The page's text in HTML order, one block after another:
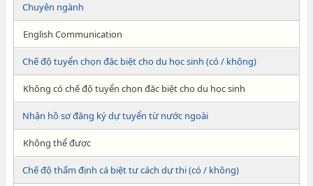
Chuyên ngành
English Communication
Chế độ tuyển chọn đăc biệt cho du học sinh (có / không)
Không có chế độ tuyển chọn đăc biệt cho du học sinh
Nhận hồ sơ đăng ký dự tuyển từ nước ngoài
Không thể được
Chế độ thẩm định cá biệt tư cách dự thi (có / không)